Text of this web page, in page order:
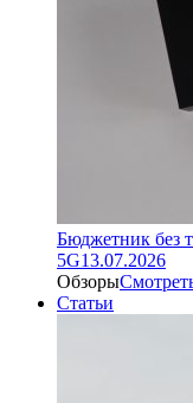
Бюджетник без
5G13.07.2026
Обзоры
Статьи